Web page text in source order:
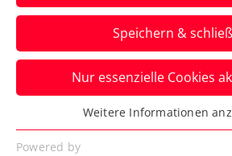
Erstrundensieg
Für Österreichs Nummer
Monsterprogramm aber
klaren Zielen.
Verfasst von: Manuel Wachta, 13.02.2024
Speichern &
Nur essenzielle Cookies
Essenziell
Essenzielle Cookies werden für
Weitere Informationen
Powered by